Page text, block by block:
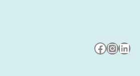
Besuche uns auf Facebook
Besuche uns auf